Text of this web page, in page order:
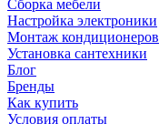
Сборка мебели
Настройка электроники
Монтаж кондиционеров
Установка сантехники
Блог
Бренды
Как купить
Условия оплаты